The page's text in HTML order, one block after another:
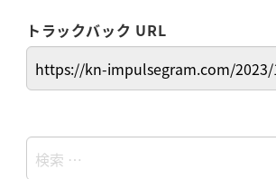
トラックバック URL
検
索